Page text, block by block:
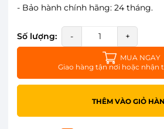
- Bảo hành chính hãng: 24 tháng.
Số lượng: - +
MUA NGAY
Giao hàng tận nơi hoặc nhận
THÊM VÀO GIỎ